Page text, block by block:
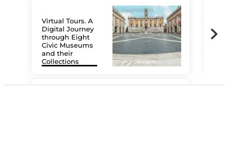
Virtual Tours. A
Digital Journey
through Eight
Civic Museums
and their
Collections